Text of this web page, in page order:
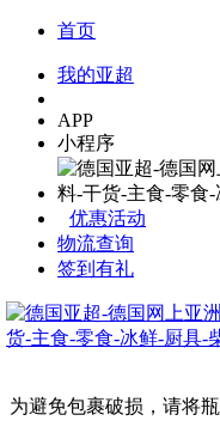
首页
我的亚超
APP
小程序
优惠活动
物流查询
签到有礼
为避免包裹破损，请将